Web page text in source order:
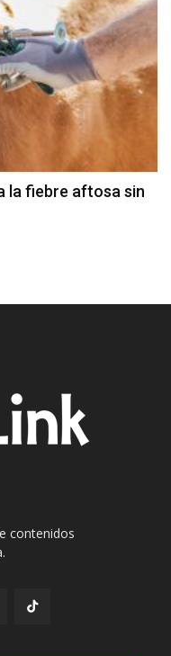
la fiebre aftosa sin
contenidos